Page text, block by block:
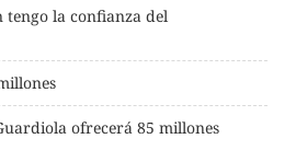
tengo la confianza del
ofrecerá 85 millones